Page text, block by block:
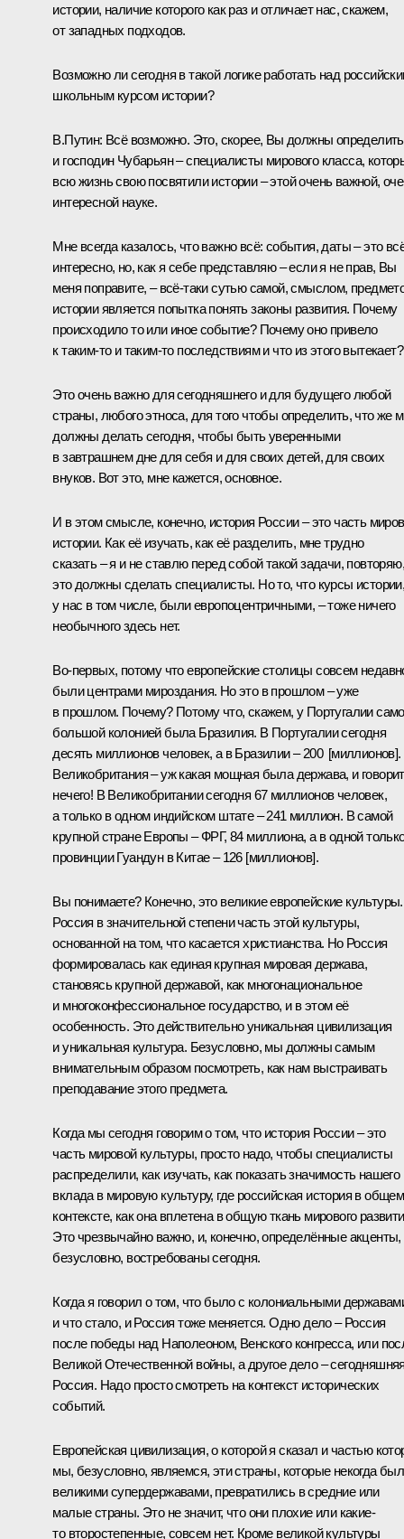
истории, наличие которого как раз и отличает нас, скажем,
от западных подходов.
Возможно ли сегодня в такой логике работать над
школьным курсом истории?
В.Путин: Всё возможно. Это, скорее, Вы должны определить
и господин Чубарьян – специалисты мирового класса,
всю жизнь свою посвятили истории – этой очень важной,
интересной науке.
Мне всегда казалось, что важно всё: события, даты – это
интересно, но, как я себе представляю – если я не прав, Вы
меня поправите, – всё-таки сутью самой, смыслом,
истории является попытка понять законы развития. Почему
происходило то или иное событие? Почему оно привело
к таким-то и таким-то последствиям и что из этого вытекает?
Это очень важно для сегодняшнего и для будущего любой
страны, любого этноса, для того чтобы определить, что же
должны делать сегодня, чтобы быть уверенными
в завтрашнем дне для себя и для своих детей, для своих
внуков. Вот это, мне кажется, основное.
И в этом смысле, конечно, история России – это часть
истории. Как её изучать, как её разделить, мне трудно
сказать – я и не ставлю перед собой такой задачи, повторяю,
это должны сделать специалисты. Но то, что курсы
у нас в том числе, были европоцентричными, – тоже ничего
необычного здесь нет.
Во-первых, потому что европейские столицы совсем
были центрами мироздания. Но это в прошлом – уже
в прошлом. Почему? Потому что, скажем, у Португалии
большой колонией была Бразилия. В Португалии сегодня
десять миллионов человек, а в Бразилии – 200 [миллионов].
Великобритания – уж какая мощная была держава, и
нечего! В Великобритании сегодня 67 миллионов человек,
а только в одном индийском штате – 241 миллион. В самой
крупной стране Европы – ФРГ, 84 миллиона, а в одной
провинции Гуандун в Китае – 126 [миллионов].
Вы понимаете? Конечно, это великие европейские культуры.
Россия в значительной степени часть этой культуры,
основанной на том, что касается христианства. Но Россия
формировалась как единая крупная мировая держава,
становясь крупной державой, как многонациональное
и многоконфессиональное государство, и в этом её
особенность. Это действительно уникальная цивилизация
и уникальная культура. Безусловно, мы должны самым
внимательным образом посмотреть, как нам выстраивать
преподавание этого предмета.
Когда мы сегодня говорим о том, что история России – это
часть мировой культуры, просто надо, чтобы специалисты
распределили, как изучать, как показать значимость нашего
вклада в мировую культуру, где российская история в общем
контексте, как она вплетена в общую ткань мирового
Это чрезвычайно важно, и, конечно, определённые акценты,
безусловно, востребованы сегодня.
Когда я говорил о том, что было с колониальными
и что стало, и Россия тоже меняется. Одно дело – Россия
после победы над Наполеоном, Венского конгресса, или
Великой Отечественной войны, а другое дело –
Россия. Надо просто смотреть на контекст исторических
событий.
Европейская цивилизация, о которой я сказал и частью
мы, безусловно, являемся, эти страны, которые некогда
великими супердержавами, превратились в средние или
малые страны. Это не значит, что они плохие или какие-
то второстепенные, совсем нет. Кроме великой культуры